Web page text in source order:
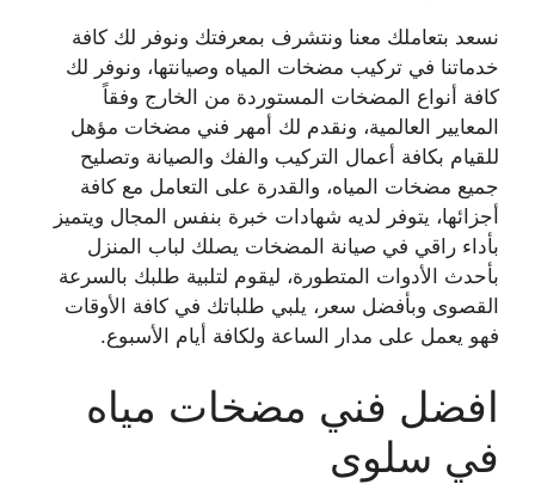
نسعد بتعاملك معنا ونتشرف بمعرفتك ونوفر لك كافة
خدماتنا في تركيب مضخات المياه وصيانتها، ونوفر لك
كافة أنواع المضخات المستوردة من الخارج وفقاً
المعايير العالمية، ونقدم لك أمهر فني مضخات مؤهل
للقيام بكافة أعمال التركيب والفك والصيانة وتصليح
جميع مضخات المياه، والقدرة على التعامل مع كافة
أجزائها، يتوفر لديه شهادات خبرة بنفس المجال ويتميز
بأداء راقي في صيانة المضخات يصلك لباب المنزل
بأحدث الأدوات المتطورة، ليقوم لتلبية طلبك بالسرعة
القصوى وبأفضل سعر، يلبي طلباتك في كافة الأوقات
فهو يعمل على مدار الساعة ولكافة أيام الأسبوع.
افضل فني مضخات مياه
في سلوى